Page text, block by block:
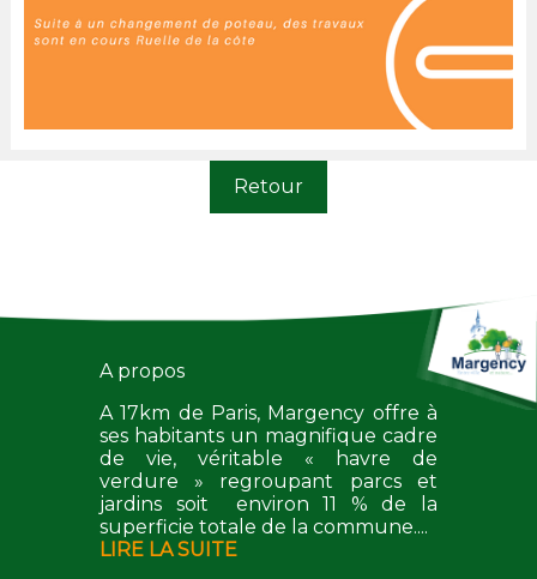
Retour
A propos
A 17km de Paris, Margency offre à
ses habitants un magnifique cadre
de vie, véritable « havre de
verdure » regroupant parcs et
jardins soit environ 11 % de la
superficie totale de la commune....
LIRE LA SUITE